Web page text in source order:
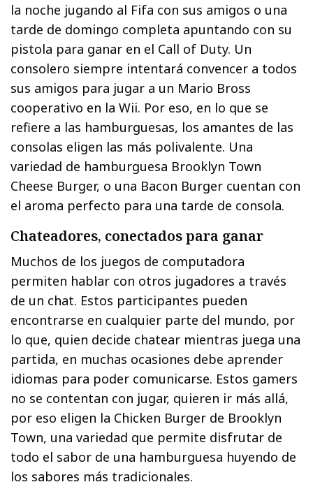
la noche jugando al Fifa con sus amigos o una
tarde de domingo completa apuntando con su
pistola para ganar en el Call of Duty. Un
consolero siempre intentará convencer a todos
sus amigos para jugar a un Mario Bross
cooperativo en la Wii. Por eso, en lo que se
refiere a las hamburguesas, los amantes de las
consolas eligen las más polivalente. Una
variedad de hamburguesa Brooklyn Town
Cheese Burger, o una Bacon Burger cuentan con
el aroma perfecto para una tarde de consola.
Chateadores, conectados para ganar
Muchos de los juegos de computadora
permiten hablar con otros jugadores a través
de un chat. Estos participantes pueden
encontrarse en cualquier parte del mundo, por
lo que, quien decide chatear mientras juega una
partida, en muchas ocasiones debe aprender
idiomas para poder comunicarse. Estos gamers
no se contentan con jugar, quieren ir más allá,
por eso eligen la Chicken Burger de Brooklyn
Town, una variedad que permite disfrutar de
todo el sabor de una hamburguesa huyendo de
los sabores más tradicionales.